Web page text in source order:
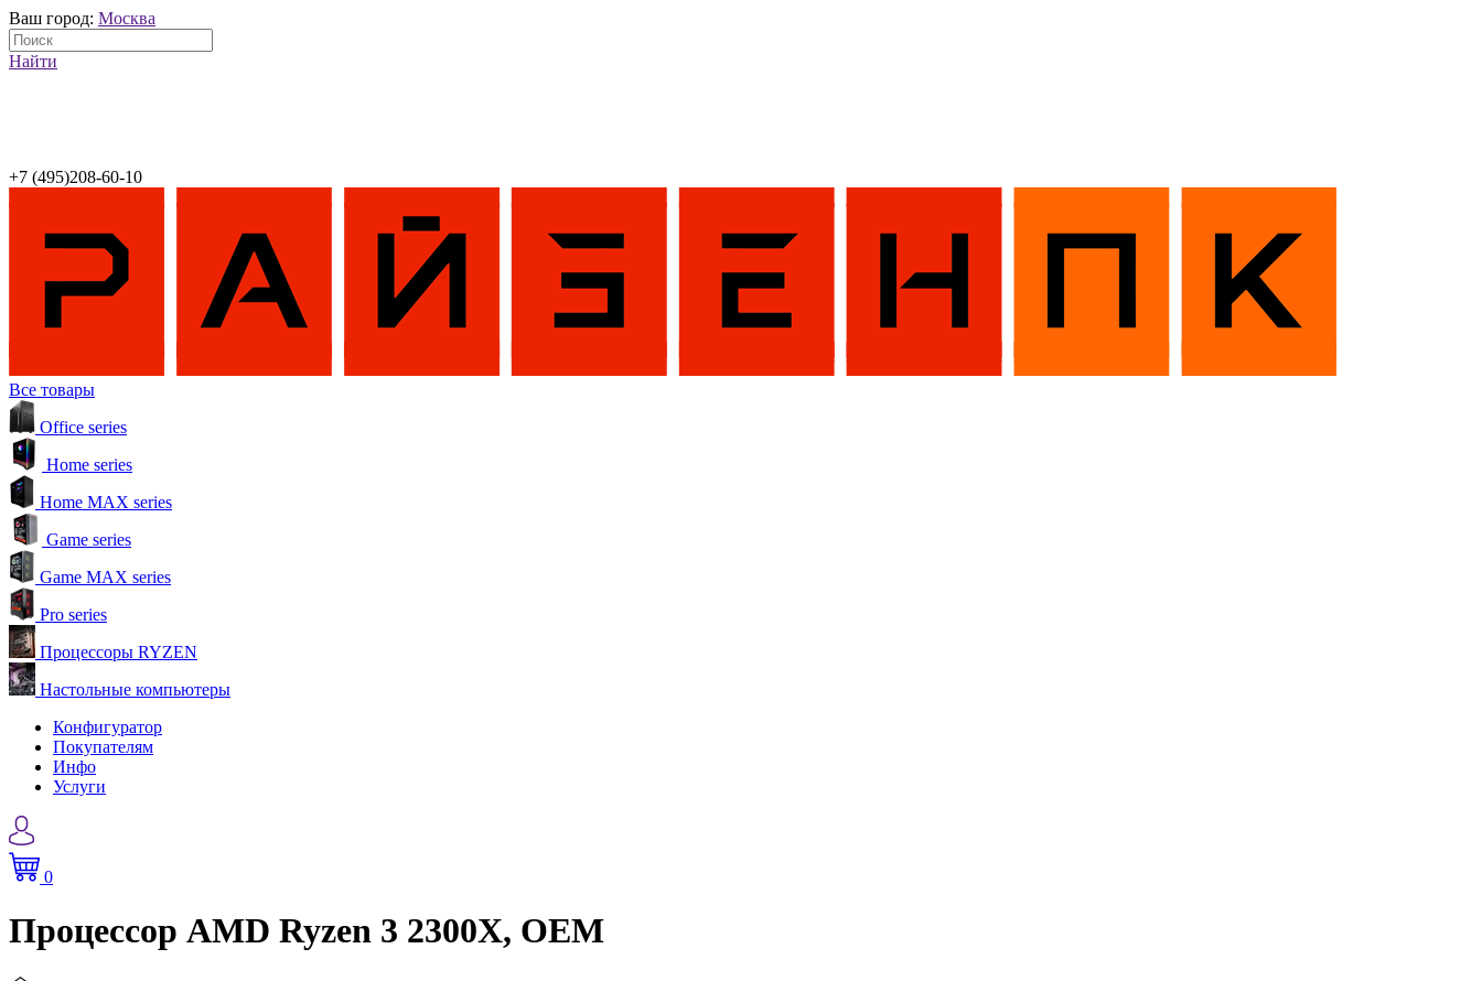
Ваш город: Москва
Найти
+7 (495)208-60-10
Все товары
Office series
Home series
Home MAX series
Game series
Game MAX series
Pro series
Процессоры RYZEN
Настольные компьютеры
Конфигуратор
Покупателям
Инфо
Услуги
0
Процессор AMD Ryzen 3 2300X, OEM